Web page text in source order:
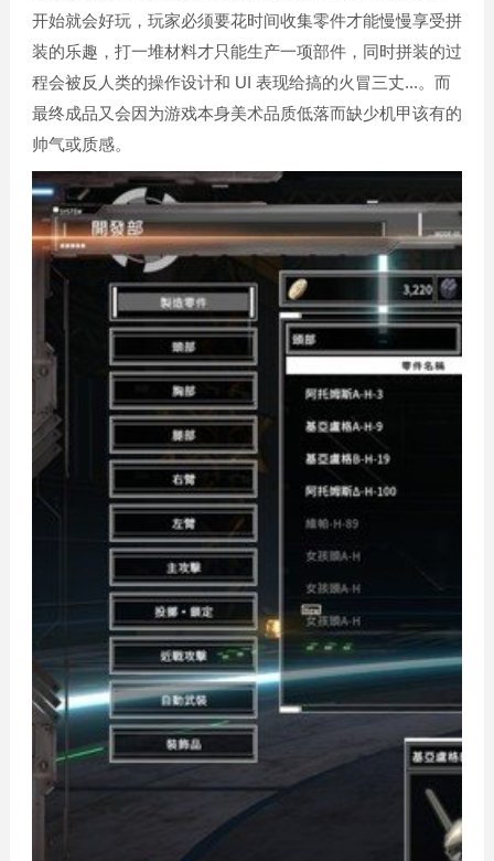
开始就会好玩，玩家必须要花时间收集零件才能慢慢享受拼
装的乐趣，打一堆材料才只能生产一项部件，同时拼装的过
程会被反人类的操作设计和 UI 表现给搞的火冒三丈...。而
最终成品又会因为游戏本身美术品质低落而缺少机甲该有的
帅气或质感。